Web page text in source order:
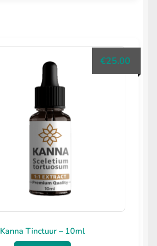
Kanna Tinctuur – 10ml
€25.00